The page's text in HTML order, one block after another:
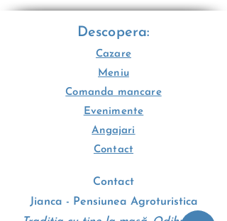
Descopera:
Cazare
Meniu
Comanda mancare
Evenimente
Angajari
Contact
Contact
Jianca - Pensiunea Agroturistica